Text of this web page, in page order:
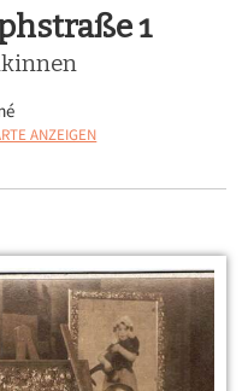
1
ANZEIGEN